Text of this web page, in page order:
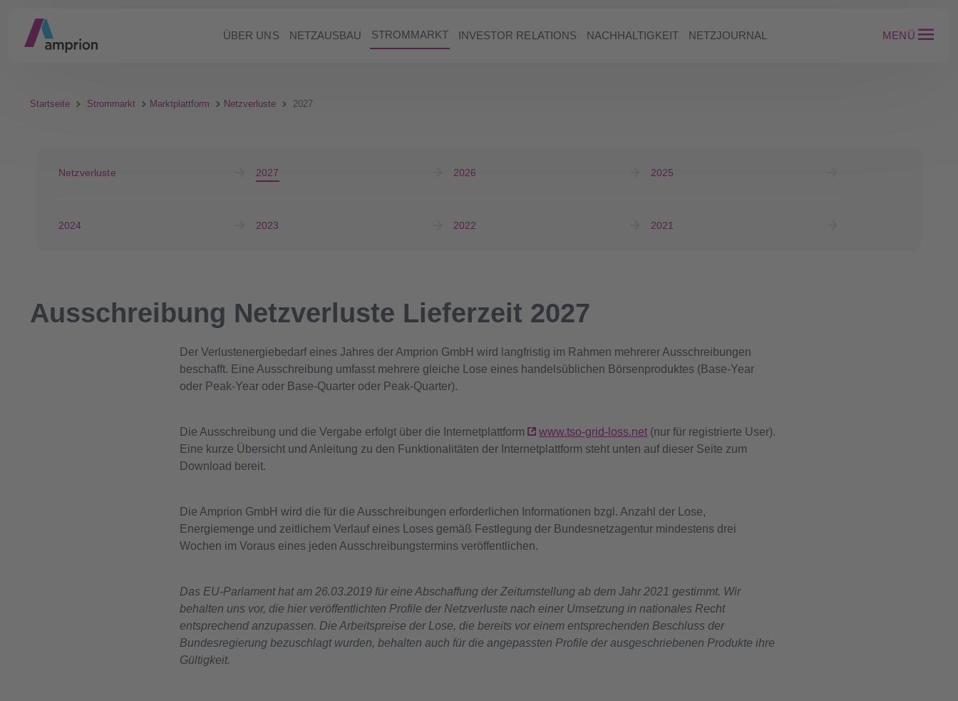
ÜBER UNS NETZAUSBAU STROMMARKT INVESTOR RELATIONS NACHHALTIGKEIT NETZJOURNAL MENÜ
Startseite Strommarkt Marktplattform Netzverluste 2027
Netzverluste 2027 2026 2025
2024 2023 2022 2021
Ausschreibung Netzverluste Lieferzeit 2027
Der Verlustenergiebedarf eines Jahres der Amprion GmbH wird langfristig im Rahmen mehrerer Ausschreibungen
beschafft. Eine Ausschreibung umfasst mehrere gleiche Lose eines handelsüblichen Börsenproduktes (Base-Year
oder Peak-Year oder Base-Quarter oder Peak-Quarter).
Die Ausschreibung und die Vergabe erfolgt über die Internetplattform www.tso-grid-loss.net (nur für registrierte User).
Eine kurze Übersicht und Anleitung zu den Funktionalitäten der Internetplattform steht unten auf dieser Seite zum
Download bereit.
Die Amprion GmbH wird die für die Ausschreibungen erforderlichen Informationen bzgl. Anzahl der Lose,
Energiemenge und zeitlichem Verlauf eines Loses gemäß Festlegung der Bundesnetzagentur mindestens drei
Wochen im Voraus eines jeden Ausschreibungstermins veröffentlichen.
Das EU-Parlament hat am 26.03.2019 für eine Abschaffung der Zeitumstellung ab dem Jahr 2021 gestimmt. Wir
behalten uns vor, die hier veröffentlichten Profile der Netzverluste nach einer Umsetzung in nationales Recht
entsprechend anzupassen. Die Arbeitspreise der Lose, die bereits vor einem entsprechenden Beschluss der
Bundesregierung bezuschlagt wurden, behalten auch für die angepassten Profile der ausgeschriebenen Produkte ihre
Gültigkeit.